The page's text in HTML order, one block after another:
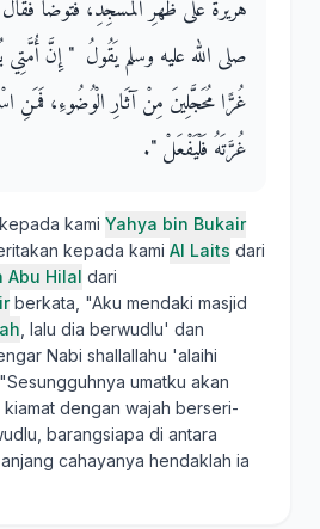
هُرَيْرَةَ عَلَى ظَهْرِ الْمَسْجِدِ، فَتَوَضَّأَ
صلى الله عليه وسلم يَقُولُ ‏ "‏ إِنَّ أُمَّتِي
غُرًّا مُحَجَّلِينَ مِنْ آثَارِ الْوُضُوءِ، فَمَنِ
غُرَّتَهُ فَلْيَفْعَلْ ‏"‏‏.‏
kami Yahya bin Bukair
kepada kami Al Laits dari
Abu Hilal dari
berkata, "Aku mendaki masjid
, lalu dia berwudlu' dan
Nabi shallallahu 'alaihi
umatku akan
dengan wajah berseri-
barangsiapa di antara
cahayanya hendaklah ia